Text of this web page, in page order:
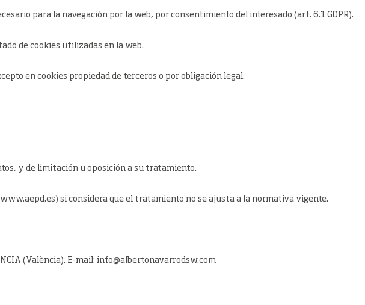
para la navegación por la web, por consentimiento del interesado (art. 6.1 GDPR).
de cookies utilizadas en la web.
en cookies propiedad de terceros o por obligación legal.
y de limitación u oposición a su tratamiento.
si considera que el tratamiento no se ajusta a la normativa vigente.
(València). E-mail: info@albertonavarrodsw.com